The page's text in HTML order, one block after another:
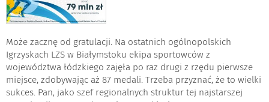
Może zacznę od gratulacji. Na ostatnich ogólnopolskich
Igrzyskach LZS w Białymstoku ekipa sportowców z
województwa łódzkiego zajęła po raz drugi z rzędu pierwsze
miejsce, zdobywając aż 87 medali. Trzeba przyznać, że to wielki
sukces. Pan, jako szef regionalnych struktur tej najstarszej